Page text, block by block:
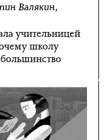
Валякин,
учительницей
школу